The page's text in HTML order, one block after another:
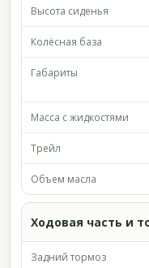
Высота сиденья
Колёсная база
Габариты
Масса с жидкостями
Трейл
Объем масла
Ходовая часть и
Задний тормоз